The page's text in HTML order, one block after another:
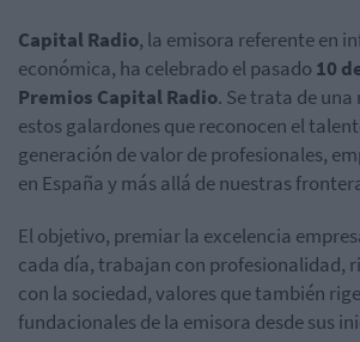
Capital Radio, la emisora referente en
económica, ha celebrado el pasado 10
Premios Capital Radio. Se trata de
estos galardones que reconocen el
generación de valor de profesionales,
en España y más allá de nuestras
El objetivo, premiar la excelencia
cada día, trabajan con profesionalidad,
con la sociedad, valores que también
fundacionales de la emisora desde sus